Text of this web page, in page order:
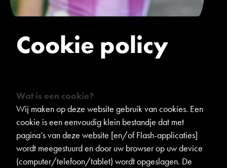
Cookie policy
Wat is een cookie?
Wij maken op deze website gebruik van cookies. Een
cookie is een eenvoudig klein bestandje dat met
pagina’s van deze website [en/of Flash-applicaties]
wordt meegestuurd en door uw browser op uw device
(computer/telefoon/tablet) wordt opgeslagen. De